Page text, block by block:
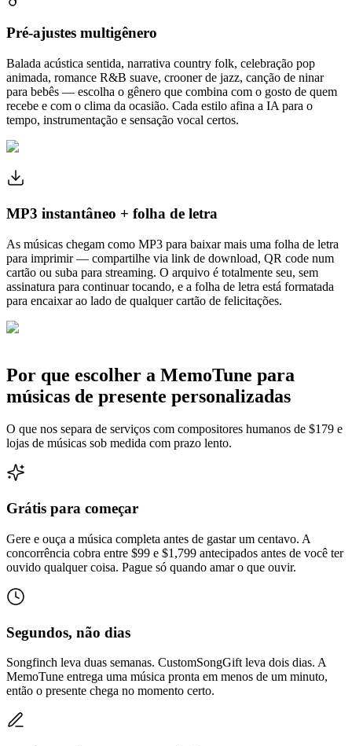
Pré-ajustes multigênero
Balada acústica sentida, narrativa country folk, celebração pop
animada, romance R&B suave, crooner de jazz, canção de ninar
para bebês — escolha o gênero que combina com o gosto de quem
recebe e com o clima da ocasião. Cada estilo afina a IA para o
tempo, instrumentação e sensação vocal certos.
MP3 instantâneo + folha de letra
As músicas chegam como MP3 para baixar mais uma folha de letra
para imprimir — compartilhe via link de download, QR code num
cartão ou suba para streaming. O arquivo é totalmente seu, sem
assinatura para continuar tocando, e a folha de letra está formatada
para encaixar ao lado de qualquer cartão de felicitações.
Por que escolher a MemoTune para
músicas de presente personalizadas
O que nos separa de serviços com compositores humanos de $179 e
lojas de músicas sob medida com prazo lento.
Grátis para começar
Gere e ouça a música completa antes de gastar um centavo. A
concorrência cobra entre $99 e $1,799 antecipados antes de você ter
ouvido qualquer coisa. Pague só quando amar o que ouvir.
Segundos, não dias
Songfinch leva duas semanas. CustomSongGift leva dois dias. A
MemoTune entrega uma música pronta em menos de um minuto,
então o presente chega no momento certo.